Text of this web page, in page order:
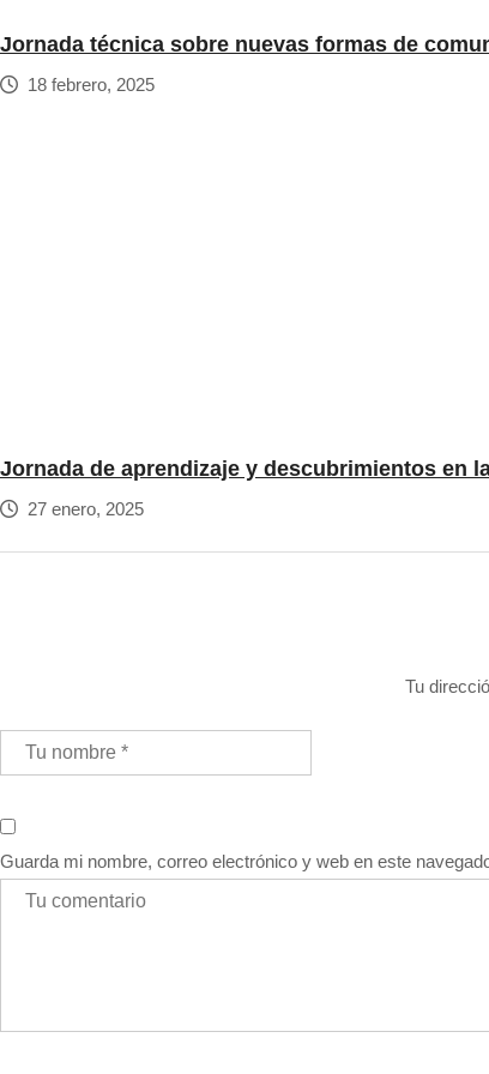
Jornada técnica sobre nuevas formas de
18 febrero, 2025
Jornada de aprendizaje y descubrimientos en
27 enero, 2025
Tu
Guarda mi nombre, correo electrónico y web en este